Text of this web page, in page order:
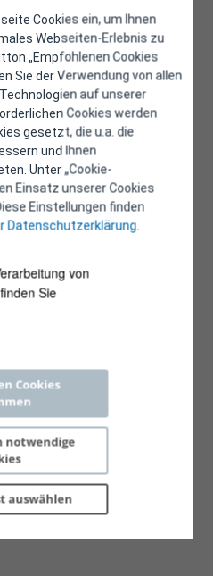
Cookies ein, um Ihnen
Webseiten-Erlebnis zu
„Empfohlenen Cookies
Sie der Verwendung von allen
auf unserer
Cookies werden
gesetzt, die u.a. die
und Ihnen
Unter „Cookie-
Einsatz unserer Cookies
Einstellungen finden
Datenschutzerklärung
von
Sie
Cookies
notwendige
auswählen
als großes
bereits gemeldet, ist der
eingestellt.
standardisierten